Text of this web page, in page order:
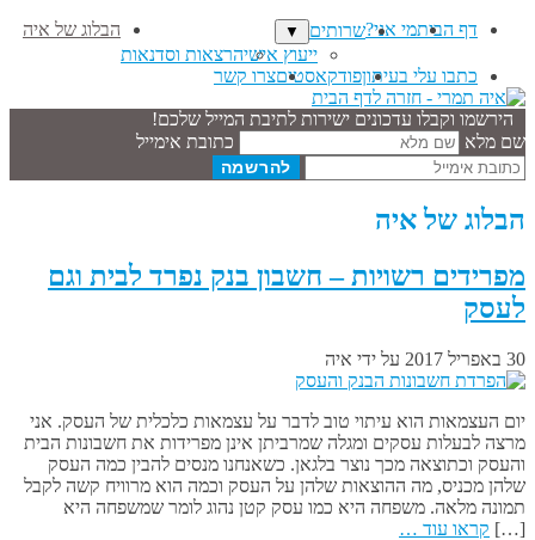
דף הביתמי אני?שרותים ▼
ייעוץ אישיהרצאות וסדנאות
הבלוג של איה
כתבו עלי בעיתוןפודקאסטיםצרו קשר
הירשמו וקבלו עדכונים ישירות לתיבת המייל שלכם!
שם מלא
כתובת אימייל
הבלוג של איה
מפרידים רשויות – חשבון בנק נפרד לבית וגם
לעסק
30 באפריל 2017 על ידי איה
יום העצמאות הוא עיתוי טוב לדבר על עצמאות כלכלית של העסק. אני
מרצה לבעלות עסקים ומגלה שמרביתן אינן מפרידות את חשבונות הבית
והעסק וכתוצאה מכך נוצר בלגאן. כשאנחנו מנסים להבין כמה העסק
שלהן מכניס, מה ההוצאות שלהן על העסק וכמה הוא מרוויח קשה לקבל
תמונה מלאה. משפחה היא כמו עסק קטן נהוג לומר שמשפחה היא
[…] קראו עוד …